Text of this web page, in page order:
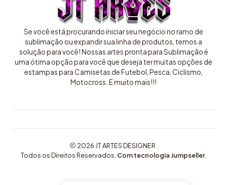
Se você está procurando iniciar seu negócio no ramo de
sublimação ou expandir sua linha de produtos, temos a
solução para você! Nossas artes pronta para Sublimação é
uma ótima opção para você que deseja ter muitas opções de
estampas para Camisetas de Futebol, Pesca, Ciclismo,
Motocross. E muito mais!!!
2026 JT ARTES DESIGNER .
Todos os Direitos Reservados. Com tecnologia Jumpseller.